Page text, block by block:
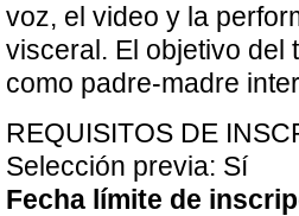
voz, el video y la
visceral. El objetivo del
como padre-madre
REQUISITOS DE
Selección previa: Sí
Fecha límite de